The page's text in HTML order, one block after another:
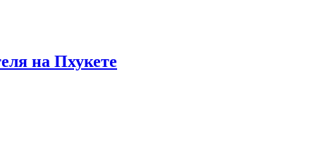
на Пхукете